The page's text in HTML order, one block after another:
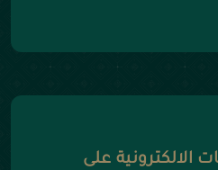
الالكترونية على